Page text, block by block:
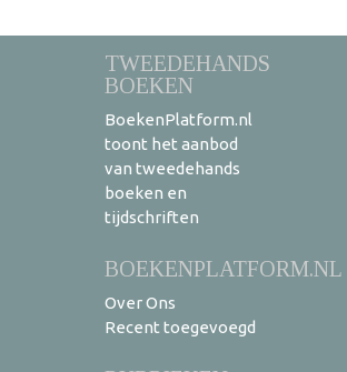
TWEEDEHANDS
BOEKEN
BoekenPlatform.nl
toont het aanbod
van tweedehands
boeken en
tijdschriften
BOEKENPLATFORM.NL
Over Ons
Recent toegevoegd